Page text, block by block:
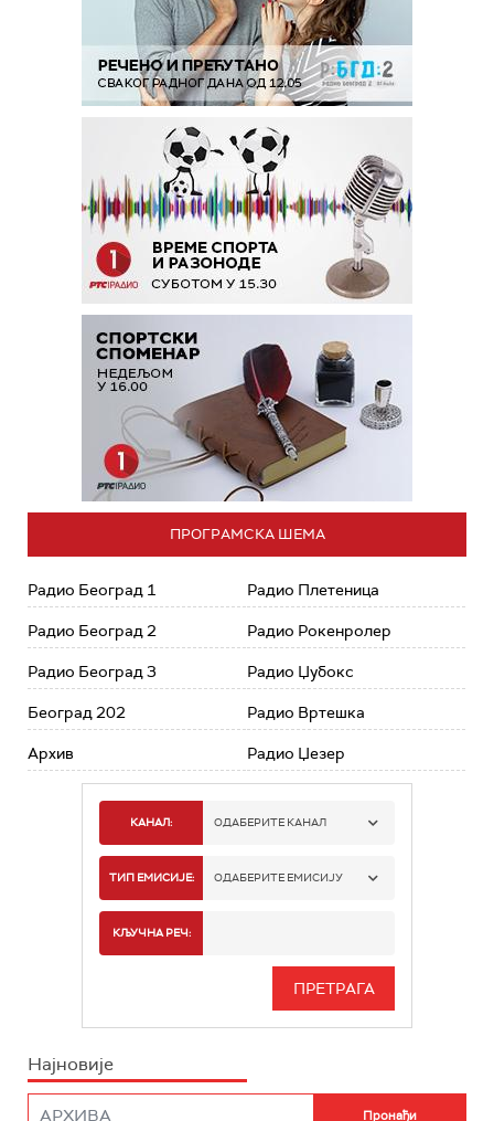
ПРОГРАМСКА ШЕМА
Радио Београд 1
Радио Београд 2
Радио Београд 3
Београд 202
Архив
Радио Плетеница
Радио Рокенролер
Радио Џубокс
Радио Вртешка
Радио Џезер
КАНАЛ: ОДАБЕРИТЕ КАНАЛ
РАДИО БЕОГРАД 1
РАДИО БЕОГРАД 3
РАДИО РОКЕНРОЛЕР
ТИП ЕМИСИЈЕ: ОДАБЕРИТЕ ЕМИСИЈУ
ИНФО
КЉУЧНА РЕЧ:
Најновије